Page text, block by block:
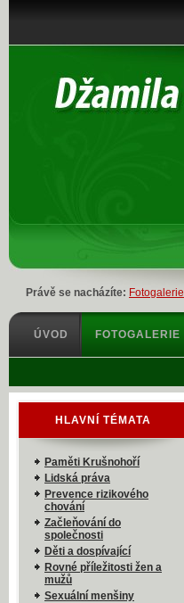
Právě se nacházíte: Fotogalerie
HLAVNÍ TÉMATA
Paměti Krušnohoří
Lidská práva
Prevence rizikového
chování
Začleňování do
společnosti
Děti a dospívající
Rovné příležitosti žen a
mužů
Sexuální menšiny
ÚVOD FOTOGALERIE